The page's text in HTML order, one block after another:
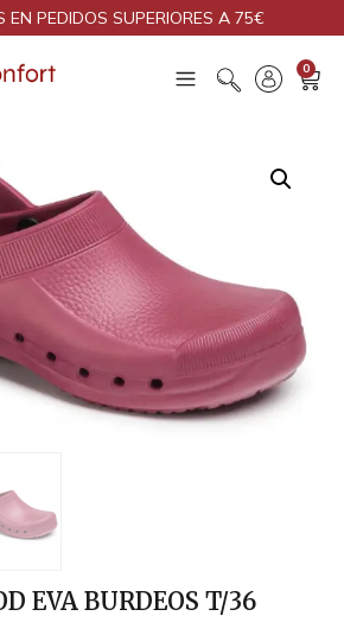
EN PEDIDOS SUPERIORES A 75€
0
EVA BURDEOS T/36